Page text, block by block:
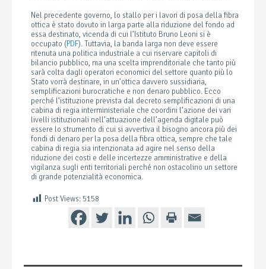
Nel precedente governo, lo stallo per i lavori di posa della fibra
ottica è stato dovuto in larga parte alla riduzione del fondo ad
essa destinato, vicenda di cui l’Istituto Bruno Leoni si è
occupato (PDF). Tuttavia, la banda larga non deve essere
ritenuta una politica industriale a cui riservare capitoli di
bilancio pubblico, ma una scelta imprenditoriale che tanto più
sarà colta dagli operatori economici del settore quanto più lo
Stato vorrà destinare, in un’ottica davvero sussidiaria,
semplificazioni burocratiche e non denaro pubblico. Ecco
perché l’istituzione prevista dal decreto semplificazioni di una
cabina di regia interministeriale che coordini l’azione dei vari
livelli istituzionali nell’attuazione dell’agenda digitale può
essere lo strumento di cui si avvertiva il bisogno ancora più dei
fondi di denaro per la posa della fibra ottica, sempre che tale
cabina di regia sia intenzionata ad agire nel senso della
riduzione dei costi e delle incertezze amministrative e della
vigilanza sugli enti territoriali perché non ostacolino un settore
di grande potenzialità economica.
Post Views: 5158